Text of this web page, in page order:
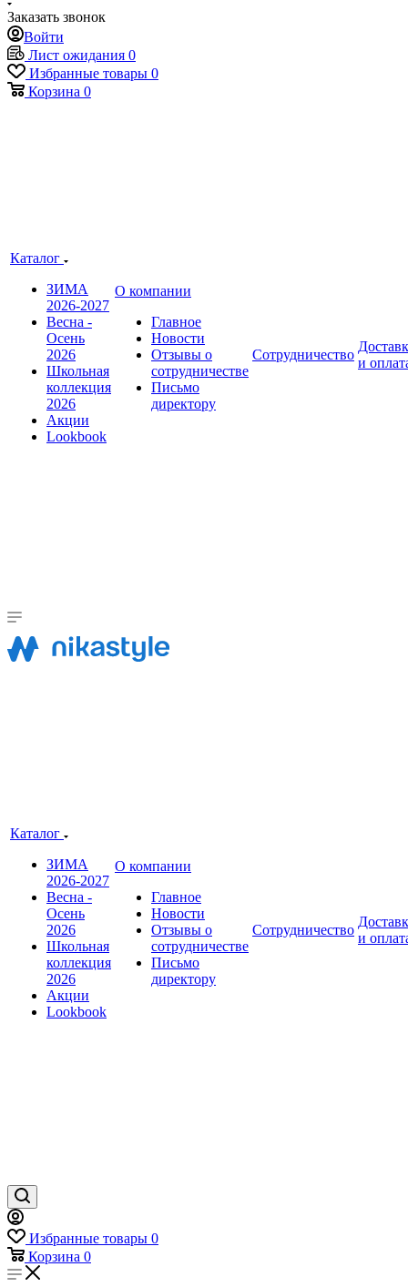
Заказать звонок
Войти
Лист ожидания 0
Избранные товары 0
Корзина 0
Каталог
ЗИМА
2026-2027
Весна -
Осень
2026
Школьная
коллекция
2026
Акции
Lookbook
О компании
Главное
Новости
Отзывы о
сотрудничестве
Письмо
директору
Сотрудничество
и
Каталог
ЗИМА
2026-2027
Весна -
Осень
2026
Школьная
коллекция
2026
Акции
Lookbook
О компании
Главное
Новости
Отзывы о
сотрудничестве
Письмо
директору
Сотрудничество
и
Избранные товары 0
Корзина 0